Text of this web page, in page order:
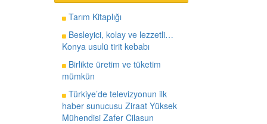
Tarım Kitaplığı
Besleyici, kolay ve lezzetli…
Konya usulü tirit kebabı
Birlikte üretim ve tüketim
mümkün
Türkiye’de televizyonun ilk
haber sunucusu Ziraat Yüksek
Mühendisi Zafer Cilasun